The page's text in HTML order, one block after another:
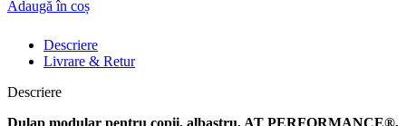
Adaugă în coș
Descriere
Livrare & Retur
Descriere
Dulap modular pentru copii, albastru, AT PERFORMANCE®,